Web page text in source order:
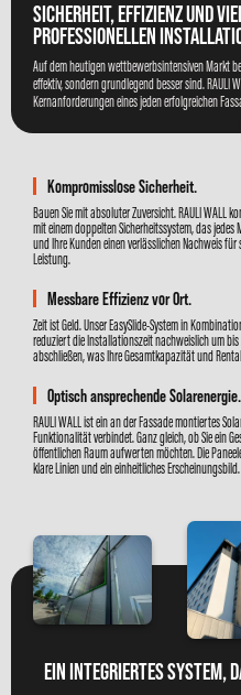
SICHERHEIT, EFFIZIENZ UND
PROFESSIONELLEN
Auf dem heutigen wettbewerbsintensiven Markt
effektiv, sondern grundlegend besser sind. RAULI
Kernanforderungen eines jeden erfolgreichen
Kompromisslose Sicherheit.
Bauen Sie mit absoluter Zuversicht. RAULI WALL
mit einem doppelten Sicherheitssystem, das
und Ihre Kunden einen verlässlichen Nachweis
Leistung.
Messbare Effizienz vor Ort.
Zeit ist Geld. Unser EasySlide-System in
reduziert die Installationszeit nachweislich um bis
abschließen, was Ihre Gesamtkapazität und
Optisch ansprechende Solarenergie.
RAULI WALL ist ein an der Fassade montiertes
Funktionalität verbindet. Ganz gleich, ob Sie ein
öffentlichen Raum aufwerten möchten. Die
klare Linien und ein einheitliches
EIN INTEGRIERTES SYSTEM,